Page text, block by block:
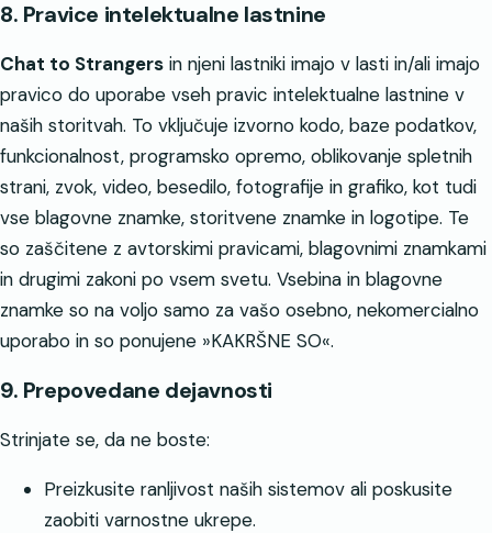
8. Pravice intelektualne lastnine
Chat to Strangers in njeni lastniki imajo v lasti in/ali imajo
pravico do uporabe vseh pravic intelektualne lastnine v
naših storitvah. To vključuje izvorno kodo, baze podatkov,
funkcionalnost, programsko opremo, oblikovanje spletnih
strani, zvok, video, besedilo, fotografije in grafiko, kot tudi
vse blagovne znamke, storitvene znamke in logotipe. Te
so zaščitene z avtorskimi pravicami, blagovnimi znamkami
in drugimi zakoni po vsem svetu. Vsebina in blagovne
znamke so na voljo samo za vašo osebno, nekomercialno
uporabo in so ponujene »KAKRŠNE SO«.
9. Prepovedane dejavnosti
Strinjate se, da ne boste:
Preizkusite ranljivost naših sistemov ali poskusite
zaobiti varnostne ukrepe.